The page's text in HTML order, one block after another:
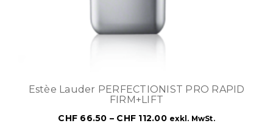
Estèe Lauder PERFECTIONIST PRO RAPID
FIRM+LIFT
CHF 66.50 – CHF 112.00 exkl. MwSt.